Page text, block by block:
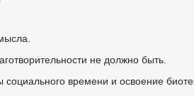
не должно быть.
социального времени и освоение